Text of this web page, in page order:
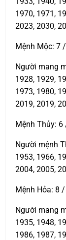
1970, 1971,
2023, 2030,
Mệnh Mộc: 7
Người mang
1928, 1929,
1973, 1980,
2019, 2019,
Mệnh Thủy:
Người mệnh
1953, 1966,
2004, 2005,
Mệnh Hỏa: 8
Người mang
1935, 1948,
1986, 1987,